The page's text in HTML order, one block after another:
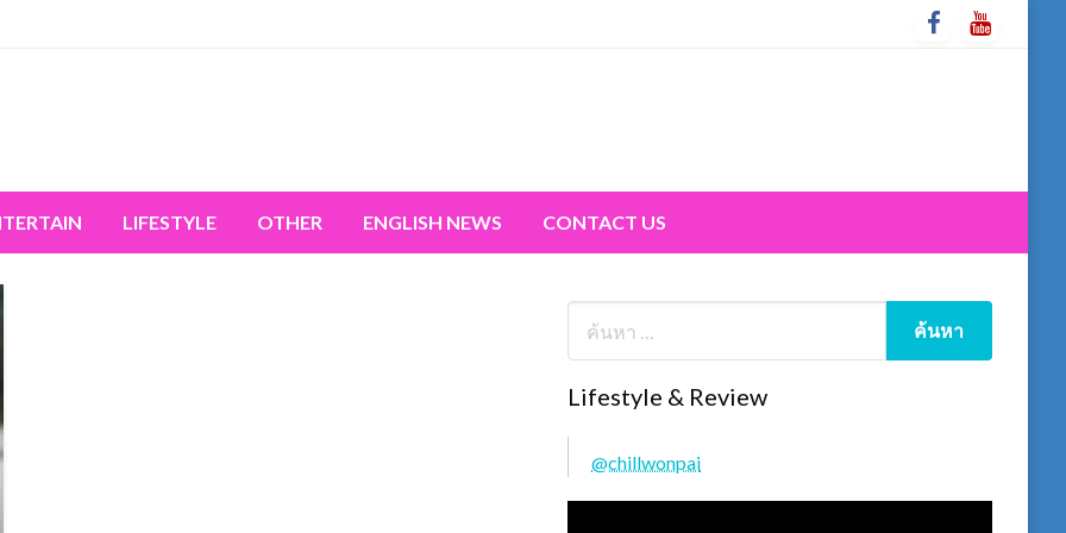
LIFESTYLE OTHER ENGLISH NEWS CONTACT US
Lifestyle & Review
@chillwonpai